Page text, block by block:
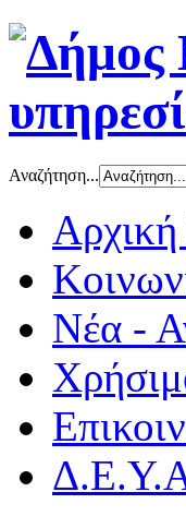
Αναζήτηση...
Αρχική
Νέα -